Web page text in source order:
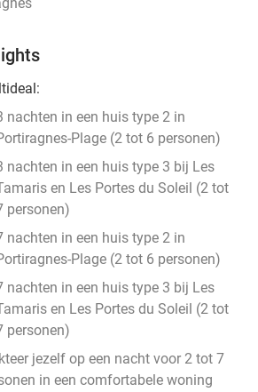
nachten in een huis type 2 in
Plage (2 tot 6 personen)
nachten in een huis type 3 bij Les
en Les Portes du Soleil (2 tot
personen)
nachten in een huis type 2 in
Plage (2 tot 6 personen)
nachten in een huis type 3 bij Les
en Les Portes du Soleil (2 tot
personen)
jezelf op een nacht voor 2 tot 7
in een comfortabele woning